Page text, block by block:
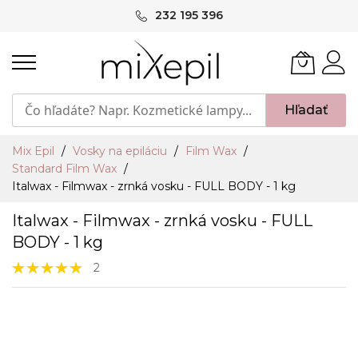
232 195 396
Hľadať
Mix Epil Vosky na epiláciu
Film Wax
Standard Film Wax
Italwax - Filmwax - zrnká vosku - FULL BODY - 1 kg
Italwax - Filmwax - zrnká vosku - FULL
BODY - 1 kg
Hodnotenie:
100%
2